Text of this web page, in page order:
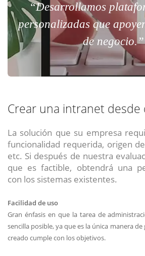
“Desarrollamos
personalizadas que
de negocio.”
Crear una intranet desde
La solución que su empresa
funcionalidad requerida, origen
etc. Si después de nuestra
que es factible, obtendrá una
con los sistemas existentes.
Facilidad de uso
Gran énfasis en que la tarea de
sencilla posible, ya que es la única manera
creado cumple con los objetivos.